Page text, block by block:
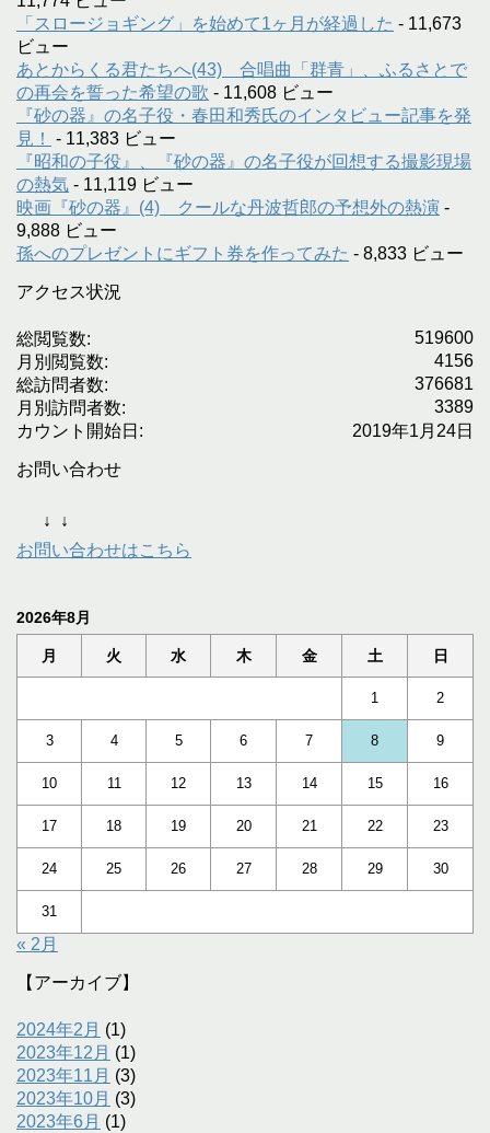
「スロージョギング」を始めて1ヶ月が経過した - 11,673
ビュー
あとからくる君たちへ(43) 合唱曲「群青」、ふるさとで
の再会を誓った希望の歌 - 11,608 ビュー
『砂の器』の名子役・春田和秀氏のインタビュー記事を発
見！
- 11,383 ビュー
『昭和の子役』、『砂の器』の名子役が回想する撮影現場
の熱気 - 11,119 ビュー
映画『砂の器』(4) クールな丹波哲郎の予想外の熱演 -
9,888 ビュー
孫へのプレゼントにギフト券を作ってみた - 8,833 ビュー
アクセス状況
519600
総閲覧数:
4156
月別閲覧数:
376681
総訪問者数:
3389
月別訪問者数:
2019年1月24日
カウント開始日:
お問い合わせ
↓
↓
お問い合わせはこちら
2026年8月
月 火 水 木 金 土 日
1 2
3 4 5 6 7 8 9
10 11 12 13 14 15 16
17 18 19 20 21 22 23
24 25 26 27 28 29 30
31
« 2月
【アーカイブ】
2024年2月 (1)
2023年12月 (1)
2023年11月 (3)
2023年10月 (3)
2023年6月 (1)